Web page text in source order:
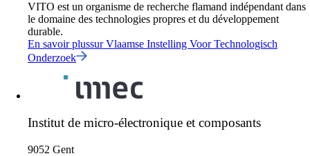
VITO est un organisme de recherche flamand indépendant dans
le domaine des technologies propres et du développement
durable.
En savoir plussurVlaamse Instelling Voor Technologisch
Onderzoek
Institut de micro-électronique et composants
9052 Gent